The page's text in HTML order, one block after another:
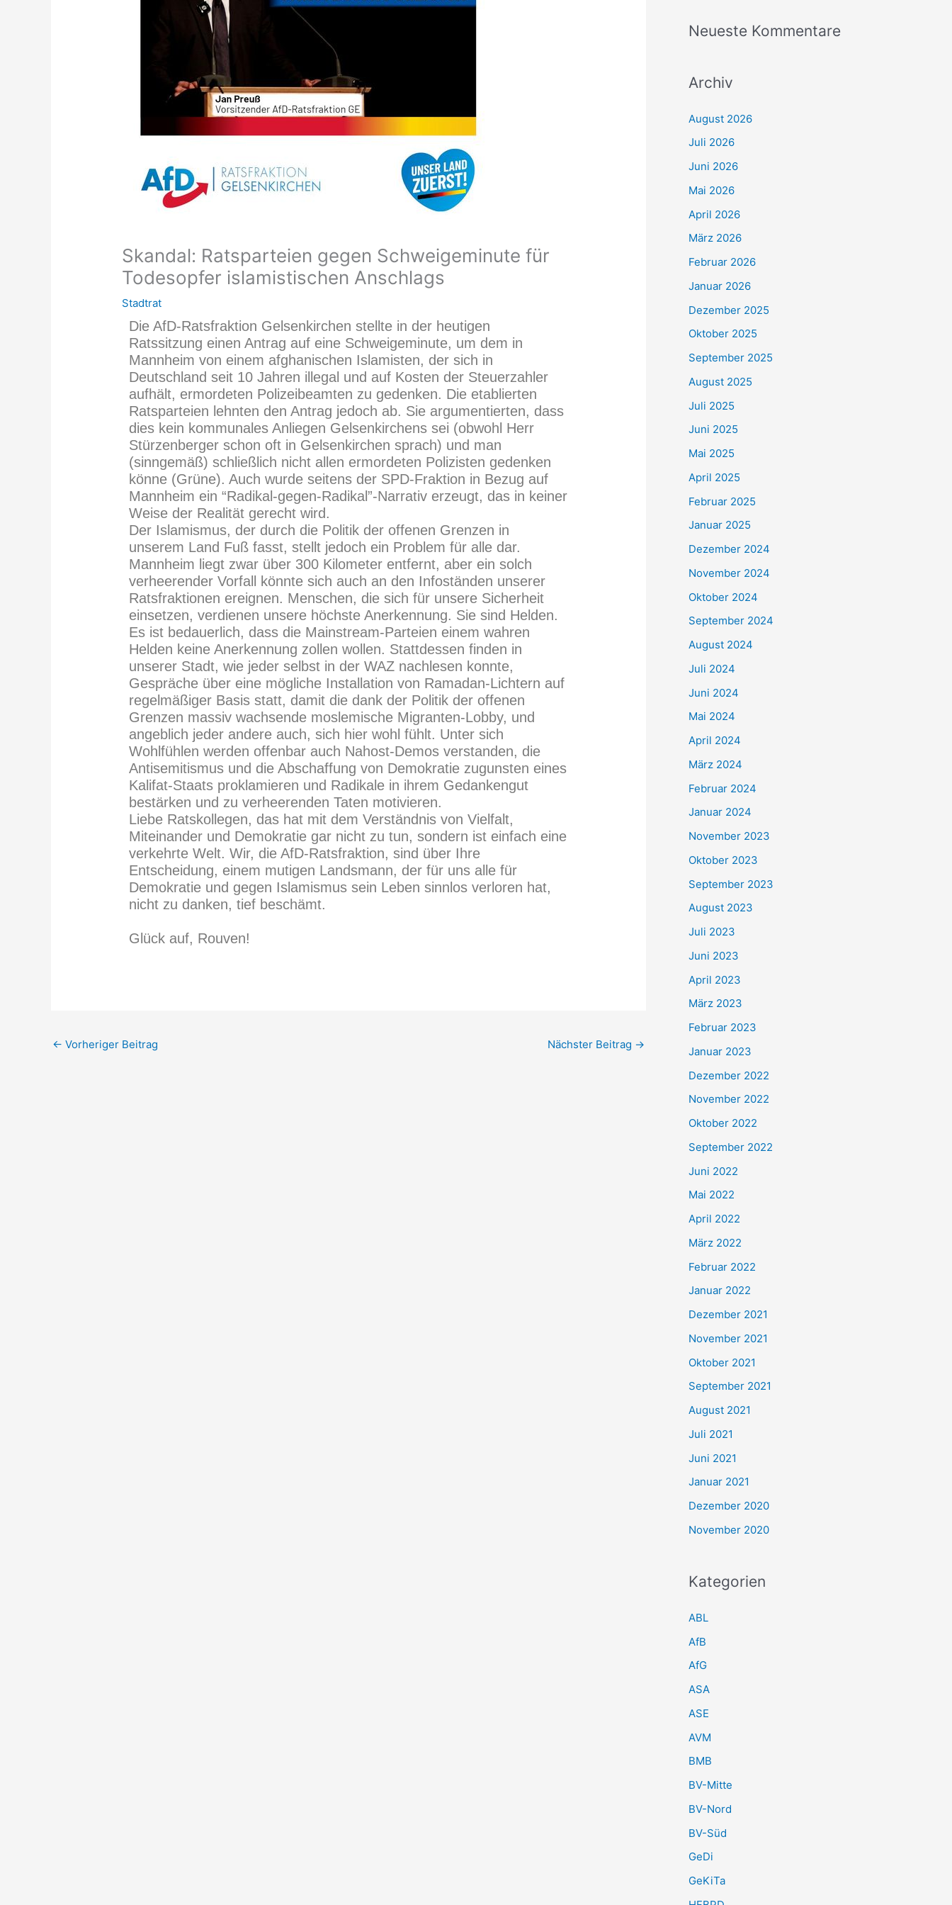
Skandal: Ratsparteien gegen Schweigeminute für
Todesopfer islamistischen Anschlags
Stadtrat
Die AfD-Ratsfraktion Gelsenkirchen stellte in der heutigen
Ratssitzung einen Antrag auf eine Schweigeminute, um dem in
Mannheim von einem afghanischen Islamisten, der sich in
Deutschland seit 10 Jahren illegal und auf Kosten der Steuerzahler
aufhält, ermordeten Polizeibeamten zu gedenken. Die etablierten
Ratsparteien lehnten den Antrag jedoch ab. Sie argumentierten, dass
dies kein kommunales Anliegen Gelsenkirchens sei (obwohl Herr
Stürzenberger schon oft in Gelsenkirchen sprach) und man
(sinngemäß) schließlich nicht allen ermordeten Polizisten gedenken
könne (Grüne). Auch wurde seitens der SPD-Fraktion in Bezug auf
Mannheim ein “Radikal-gegen-Radikal”-Narrativ erzeugt, das in keiner
Weise der Realität gerecht wird.
Der Islamismus, der durch die Politik der offenen Grenzen in
unserem Land Fuß fasst, stellt jedoch ein Problem für alle dar.
Mannheim liegt zwar über 300 Kilometer entfernt, aber ein solch
verheerender Vorfall könnte sich auch an den Infoständen unserer
Ratsfraktionen ereignen. Menschen, die sich für unsere Sicherheit
einsetzen, verdienen unsere höchste Anerkennung. Sie sind Helden.
Es ist bedauerlich, dass die Mainstream-Parteien einem wahren
Helden keine Anerkennung zollen wollen. Stattdessen finden in
unserer Stadt, wie jeder selbst in der WAZ nachlesen konnte,
Gespräche über eine mögliche Installation von Ramadan-Lichtern auf
regelmäßiger Basis statt, damit die dank der Politik der offenen
Grenzen massiv wachsende moslemische Migranten-Lobby, und
angeblich jeder andere auch, sich hier wohl fühlt. Unter sich
Wohlfühlen werden offenbar auch Nahost-Demos verstanden, die
Antisemitismus und die Abschaffung von Demokratie zugunsten eines
Kalifat-Staats proklamieren und Radikale in ihrem Gedankengut
bestärken und zu verheerenden Taten motivieren.
Liebe Ratskollegen, das hat mit dem Verständnis von Vielfalt,
Miteinander und Demokratie gar nicht zu tun, sondern ist einfach eine
verkehrte Welt. Wir, die AfD-Ratsfraktion, sind über Ihre
Entscheidung, einem mutigen Landsmann, der für uns alle für
Demokratie und gegen Islamismus sein Leben sinnlos verloren hat,
nicht zu danken, tief beschämt.
Glück auf, Rouven!
← Vorheriger Beitrag Nächster Beitrag →
Neueste Kommentare
Archiv
August 2026
Juli 2026
Juni 2026
Mai 2026
April 2026
März 2026
Februar 2026
Januar 2026
Dezember 2025
Oktober 2025
September 2025
August 2025
Juli 2025
Juni 2025
Mai 2025
April 2025
Februar 2025
Januar 2025
Dezember 2024
November 2024
Oktober 2024
September 2024
August 2024
Juli 2024
Juni 2024
Mai 2024
April 2024
März 2024
Februar 2024
Januar 2024
November 2023
Oktober 2023
September 2023
August 2023
Juli 2023
Juni 2023
April 2023
März 2023
Februar 2023
Januar 2023
Dezember 2022
November 2022
Oktober 2022
September 2022
Juni 2022
Mai 2022
April 2022
März 2022
Februar 2022
Januar 2022
Dezember 2021
November 2021
Oktober 2021
September 2021
August 2021
Juli 2021
Juni 2021
Januar 2021
Dezember 2020
November 2020
Kategorien
ABL
AfB
AfG
ASA
ASE
AVM
BMB
BV-Mitte
BV-Nord
BV-Süd
GeDi
GeKiTa